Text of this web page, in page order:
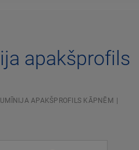
apakšprofils
APAKŠPROFILS KĀPNĒM